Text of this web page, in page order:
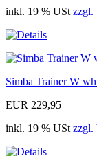
inkl. 19 % USt zzgl.
Simba Trainer W
EUR 229,95
inkl. 19 % USt zzgl.